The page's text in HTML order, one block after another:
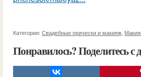
Категории: Свадебные прически и макияж
Понравилось? Поделитесь с